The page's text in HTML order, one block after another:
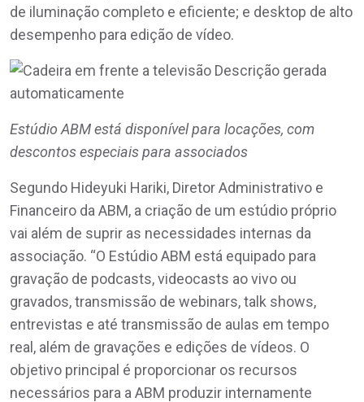
de iluminação completo e eficiente; e desktop de alto
desempenho para edição de vídeo.
Estúdio ABM está disponível para locações, com
descontos especiais para associados
Segundo Hideyuki Hariki, Diretor Administrativo e
Financeiro da ABM, a criação de um estúdio próprio
vai além de suprir as necessidades internas da
associação. “O Estúdio ABM está equipado para
gravação de podcasts, videocasts ao vivo ou
gravados, transmissão de webinars, talk shows,
entrevistas e até transmissão de aulas em tempo
real, além de gravações e edições de vídeos. O
objetivo principal é proporcionar os recursos
necessários para a ABM produzir internamente